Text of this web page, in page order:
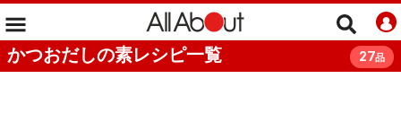
かつおだしの素レシピ一覧 27品